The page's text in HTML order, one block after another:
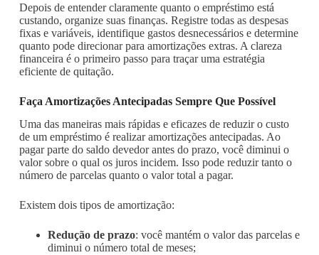
Depois de entender claramente quanto o empréstimo está
custando, organize suas finanças. Registre todas as despesas
fixas e variáveis, identifique gastos desnecessários e determine
quanto pode direcionar para amortizações extras. A clareza
financeira é o primeiro passo para traçar uma estratégia
eficiente de quitação.
Faça Amortizações Antecipadas Sempre Que Possível
Uma das maneiras mais rápidas e eficazes de reduzir o custo
de um empréstimo é realizar amortizações antecipadas. Ao
pagar parte do saldo devedor antes do prazo, você diminui o
valor sobre o qual os juros incidem. Isso pode reduzir tanto o
número de parcelas quanto o valor total a pagar.
Existem dois tipos de amortização:
Redução de prazo: você mantém o valor das parcelas e
diminui o número total de meses;